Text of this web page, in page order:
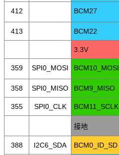
412 BCM27
413 BCM22
3.3V
359 SPI0_MOSI BCM10_MOSI
358 SPI0_MISO BCM9_MISO
355 SPI0_CLK BCM11_SCLK
接地
388 I2C6_SDA BCM0_ID_SD